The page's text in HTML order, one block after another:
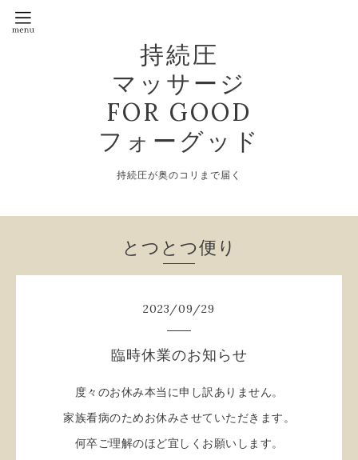
持続圧
マッサージ
FOR GOOD
フォーグッド
持続圧が奥のコリまで届く
とつとつ便り
2023/09/29
臨時休業のお知らせ
度々のお休み本当に申し訳ありません。
家族看病のためお休みさせていただきます。
何卒ご理解のほど宜しくお願いします。